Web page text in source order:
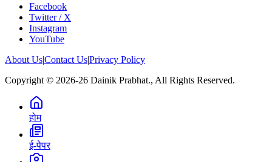
Facebook
Twitter / X
Instagram
YouTube
About Us|Contact Us|Privacy Policy
Copyright © 2026-26 Dainik Prabhat., All Rights Reserved.
होम
ई-पेपर